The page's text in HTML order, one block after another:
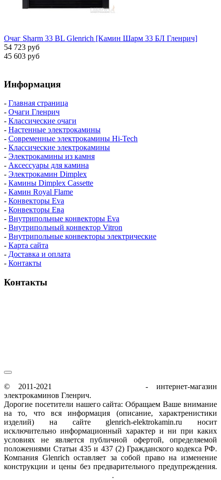
Очаг Sharm 33 BL Glenrich [Камин Шарм 33 БЛ Гленрич]
54 723 руб
45 603 руб
Информация
- Главная страница
- Очаги Гленрич
- Классические очаги
- Настенные электрокамины
- Современные электрокамины Hi-Tech
- Классические электрокамины
- Электрокамины из камня
- Аксессуары для камина
- Электрокамин Dimplex
- Камины Dimplex Cassette
- Камин Royal Flame
- Конвекторы Eva
- Конвекторы Ева
- Внутрипольные конвекторы Eva
- Внутрипольный конвектор Vitron
- Внутрипольные конвекторы электрические
- Карта сайта
- Доставка и оплата
- Контакты
Контакты
© 2011-2021
- интернет-магазин
электрокаминов Гленрич.
Дорогие посетители нашего сайта: Обращаем Ваше внимание
на то, что вся информация (описание, характренистики
изделий) на сайте glenrich-elektrokamin.ru носит
исключительно информационный характер и ни при каких
условиях не является публичной офертой, определяемой
положениями Статьи 435 и 437 (2) Гражданского кодекса РФ.
Компания Glenrich оставляет за собой право на изменение
конструкции и цены без предварительного предупреждения.
.